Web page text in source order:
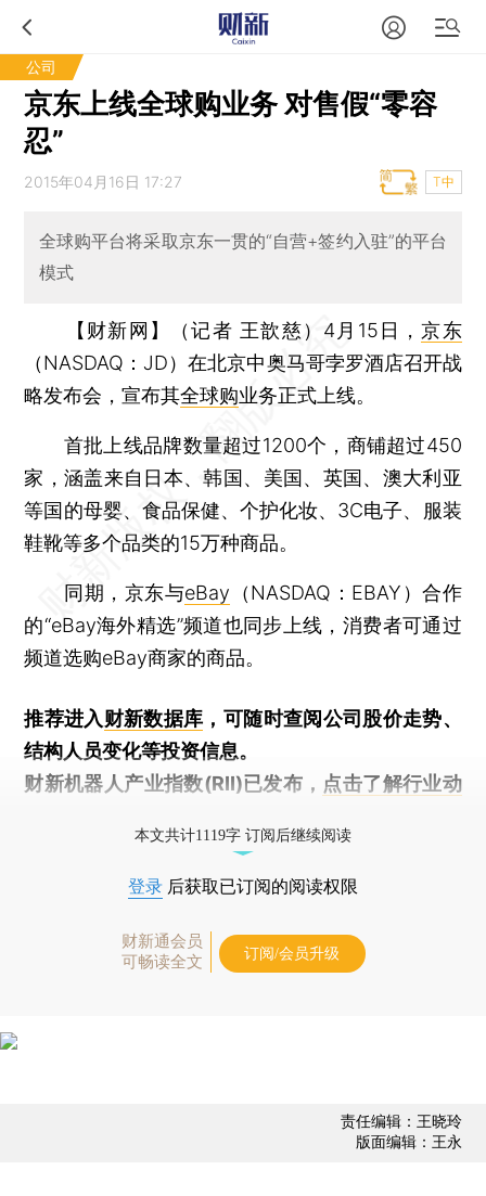
公司
京东上线全球购业务 对售假“零容
忍”
2015年04月16日 17:27 T中
全球购平台将采取京东一贯的“自营+签约入驻”的平台
模式
【财新网】（记者 王歆慈） 4月15日，京东
（NASDAQ：JD）在北京中奥马哥孛罗酒店召开战
略发布会，宣布其全球购业务正式上线。
首批上线品牌数量超过1200个，商铺超过450
家，涵盖来自日本、韩国、美国、英国、澳大利亚
等国的母婴、食品保健、个护化妆、3C电子、服装
鞋靴等多个品类的15万种商品。
同期，京东与eBay （NASDAQ：EBAY）合作
的“eBay海外精选”频道也同步上线，消费者可通过
频道选购eBay商家的商品。
推荐进入财新数据库 ，可随时查阅公司股价走势、
结构人员变化等投资信息。
财新机器人产业指数(RII)已发布， 点击了解行业动
本文共计1119字 订阅后继续阅读
登录 后获取已订阅的阅读权限
财新通会员
可畅读全文
订阅/会员升级
责任编辑：王晓玲
版面编辑：王永